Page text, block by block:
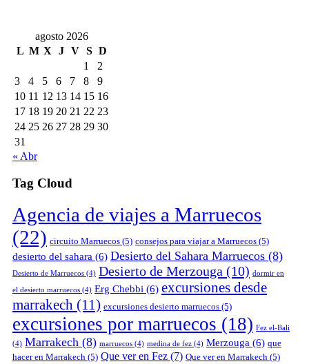
agosto 2026
L M X J V S D
1
2
3
4 5 6 7 8
9
10 11 12 13 14 15 16
17 18 19 20 21 22 23
24 25 26 27 28 29 30
31
« Abr
Tag Cloud
Agencia de viajes a Marruecos
(22) circuito Marruecos (5) consejos para viajar a Marruecos (5)
desierto del sahara (6) Desierto del Sahara Marruecos (8)
Desierto de Marruecos (4) Desierto de Merzouga (10) dormir en
el desierto marruecos (4) Erg Chebbi (6) excursiones desde
marrakech (11) excursiones desierto marruecos (5)
excursiones por marruecos (18) Fez el-Bali
(4) Marrakech (8) marruecos (4) medina de fez (4) Merzouga (6) que
hacer en Marrakech (5) Que ver en Fez (7) Que ver en Marrakech (5)